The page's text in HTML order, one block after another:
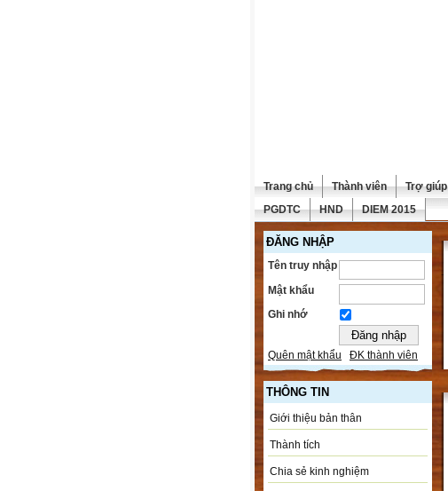
Trang chủ Thành viên Trợ giúp
PGDTC
HND DIEM 2015
ĐĂNG NHẬP
Tên truy nhập
Mật khẩu
Ghi nhớ
Quên mật khẩu ĐK thành viên
THÔNG TIN
Giới thiệu bản thân
Thành tích
Chia sẻ kinh nghiệm